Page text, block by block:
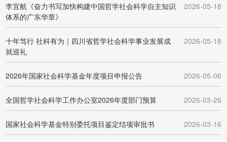
李宜航《奋力书写加快构建中国哲学社会科学自主知识
体系的广东华章》
2026-05-18
十年笃行 社科有为｜四川省哲学社会科学事业发展成
就巡礼
2026-05-18
2026年国家社会科学基金年度项目申报公告 2026-05-06
全国哲学社会科学工作办公室2026年度部门预算 2026-03-26
国家社会科学基金特别委托项目鉴定结项审批书 2026-03-16